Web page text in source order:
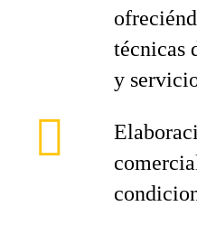
técnicas
y